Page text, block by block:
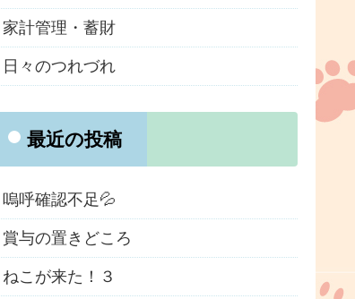
家計管理・蓄財
日々のつれづれ
最近の投稿
嗚呼確認不足💦
賞与の置きどころ
ねこが来た！３